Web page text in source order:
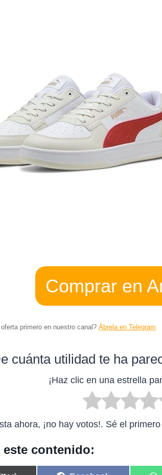
Comprar en
primero en nuestro canal? Ábrela en Telegram
cuánta utilidad te ha
¡Haz clic en una estrella
ahora, ¡no hay votos!. Sé el
este contenido: